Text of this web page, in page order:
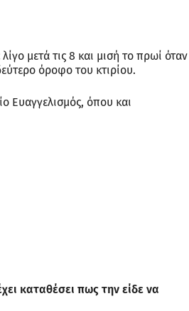
μετά τις 8 και μισή το πρωί όταν
όροφο του κτιρίου.
Ευαγγελισμός, όπου και
καταθέσει πως την είδε να